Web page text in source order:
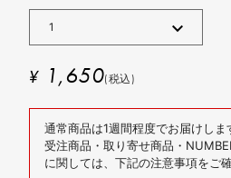
¥ 1,650(税込)
通常商品は1週間程度でお届けしま
受注商品・取り寄せ商品・
に関しては、下記の注意事項をご